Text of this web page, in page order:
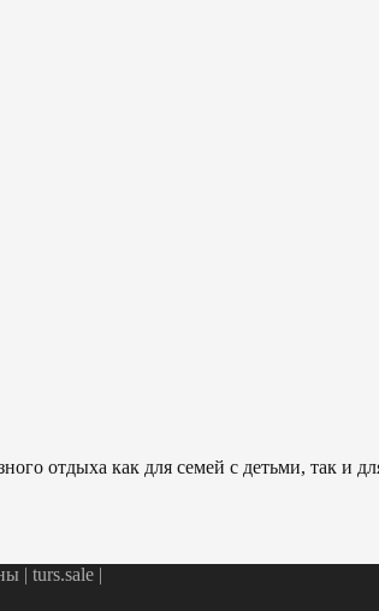
отдыха как для семей с детьми, так и
| turs.sale |